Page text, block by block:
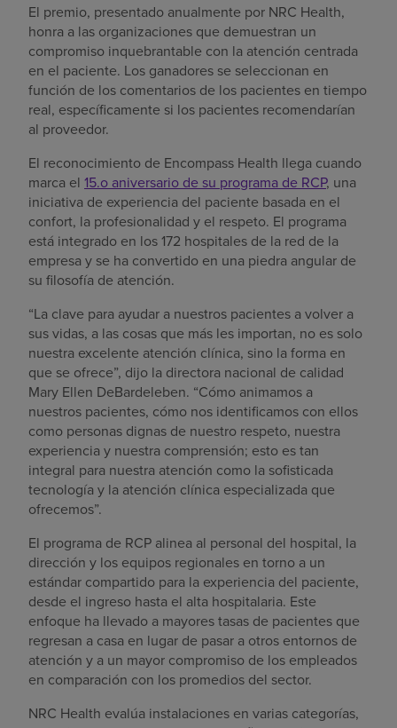
El premio, presentado anualmente por NRC Health,
honra a las organizaciones que demuestran un
compromiso inquebrantable con la atención centrada
en el paciente. Los ganadores se seleccionan en
función de los comentarios de los pacientes en tiempo
real, específicamente si los pacientes recomendarían
al proveedor.
El reconocimiento de Encompass Health llega cuando
marca el 15.o aniversario de su programa de RCP, una
iniciativa de experiencia del paciente basada en el
confort, la profesionalidad y el respeto. El programa
está integrado en los 172 hospitales de la red de la
empresa y se ha convertido en una piedra angular de
su filosofía de atención.
“La clave para ayudar a nuestros pacientes a volver a
sus vidas, a las cosas que más les importan, no es solo
nuestra excelente atención clínica, sino la forma en
que se ofrece”, dijo la directora nacional de calidad
Mary Ellen DeBardeleben. “Cómo animamos a
nuestros pacientes, cómo nos identificamos con ellos
como personas dignas de nuestro respeto, nuestra
experiencia y nuestra comprensión; esto es tan
integral para nuestra atención como la sofisticada
tecnología y la atención clínica especializada que
ofrecemos”.
El programa de RCP alinea al personal del hospital, la
dirección y los equipos regionales en torno a un
estándar compartido para la experiencia del paciente,
desde el ingreso hasta el alta hospitalaria. Este
enfoque ha llevado a mayores tasas de pacientes que
regresan a casa en lugar de pasar a otros entornos de
atención y a un mayor compromiso de los empleados
en comparación con los promedios del sector.
NRC Health evalúa instalaciones en varias categorías,